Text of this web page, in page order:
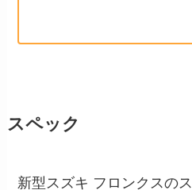
スペック
新型スズキ フロンクスの